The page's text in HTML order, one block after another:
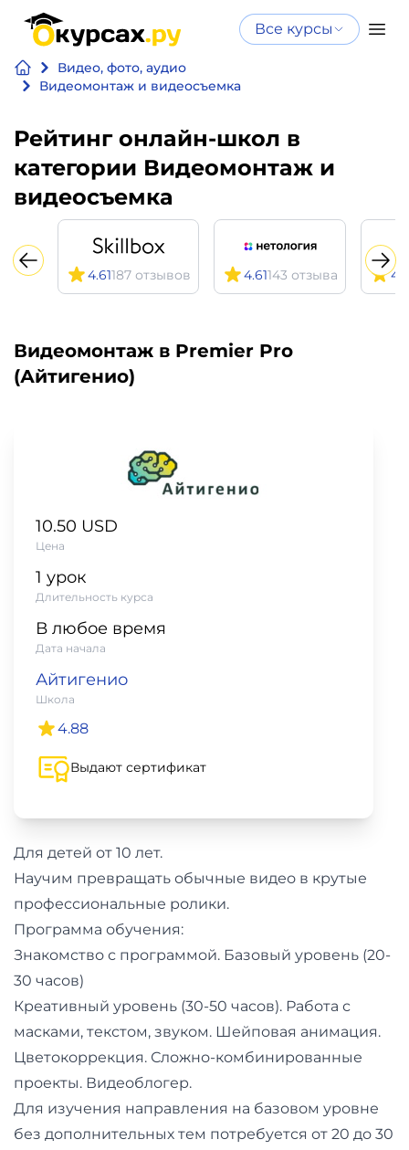
Все курсы
Видео, фото, аудио
Видеомонтаж и видеосъемка
Рейтинг онлайн-школ в
категории Видеомонтаж и
видеосъемка
4.61187 отзывов 4.61143 отзыва
Видеомонтаж в Premier Pro
(Айтигенио)
10.50 USD
Цена
1 урок
Длительность курса
В любое время
Дата начала
Айтигенио
Школа
4.88
Выдают сертификат
Для детей от 10 лет.
Научим превращать обычные видео в крутые
профессиональные ролики.
Программа обучения:
Знакомство с программой. Базовый уровень (20-
30 часов)
Креативный уровень (30-50 часов). Работа с
масками, текстом, звуком. Шейповая анимация.
Цветокоррекция. Сложно-комбинированные
проекты. Видеоблогер.
Для изучения направления на базовом уровне
без дополнительных тем потребуется от 20 до 30
Нейросеть
и ИИ
Программирование
Бизнес
и
финансы
Дизайн
Видео,
Маркетинг
Иностранный
детей
Красота,
здоровье,
и
саморазвитие
Прочее
Репетиторы
Тесты
на
профориентацию
Нейросеть и ИИ
искусственному
интеллекту
Бесплатно